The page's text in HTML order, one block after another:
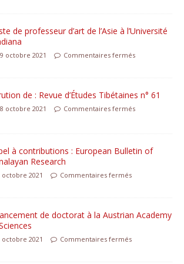
de professeur d’art de l’Asie à l’Université
octobre 2021 Commentaires fermés
de : Revue d’Études Tibétaines n° 61
octobre 2021 Commentaires fermés
à contributions : European Bulletin of
Research
octobre 2021 Commentaires fermés
de doctorat à la Austrian Academy
octobre 2021 Commentaires fermés